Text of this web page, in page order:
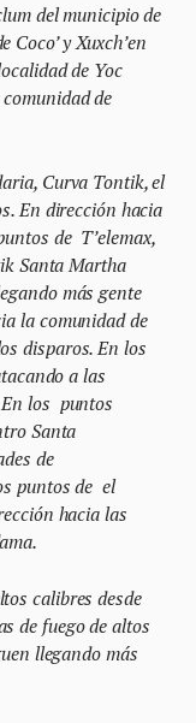
del municipio de
y Xuxch’en
de Yoc
de
Curva Tontik, el
En dirección hacia
de T’elemax,
Santa Martha
más gente
la comunidad de
disparos. En los
a las
En los puntos
Santa
de
puntos de el
hacia las
calibres desde
de fuego de altos
llegando más